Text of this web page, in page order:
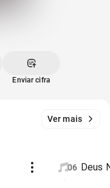
Enviar cifra
Ver mais
06 Deus